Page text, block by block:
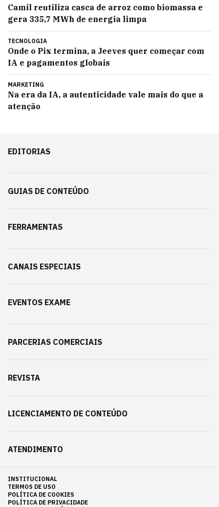
Camil reutiliza casca de arroz como biomassa e
gera 335,7 MWh de energia limpa
TECNOLOGIA
Onde o Pix termina, a Jeeves quer começar com
IA e pagamentos globais
MARKETING
Na era da IA, a autenticidade vale mais do que a
atenção
EDITORIAS
GUIAS DE CONTEÚDO
FERRAMENTAS
CANAIS ESPECIAIS
EVENTOS EXAME
PARCERIAS COMERCIAIS
REVISTA
LICENCIAMENTO DE CONTEÚDO
ATENDIMENTO
INSTITUCIONAL
TERMOS DE USO
POLÍTICA DE COOKIES
POLÍTICA DE PRIVACIDADE